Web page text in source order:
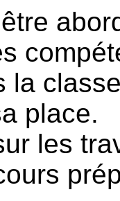
la
place.
les